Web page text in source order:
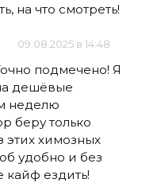
на что смотреть!
09.08.2025 в 14:48
подмечено! Я
дешёвые
неделю
беру только
этих химозных
удобно и без
кайф ездить!